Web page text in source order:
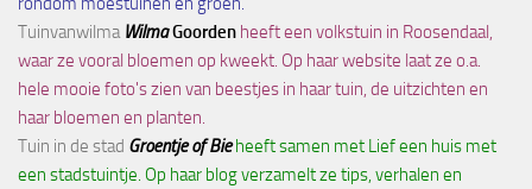
Tuinvanwilma WilmaGoorden heeft een volkstuin in Roosendaal,
waar ze vooral bloemen op kweekt. Op haar website laat ze o.a.
hele mooie foto's zien van beestjes in haar tuin, de uitzichten en
haar bloemen en planten.
Tuin in de stad Groentje of Bie heeft samen met Lief een huis met
een stadstuintje. Op haar blog verzamelt ze tips, verhalen en